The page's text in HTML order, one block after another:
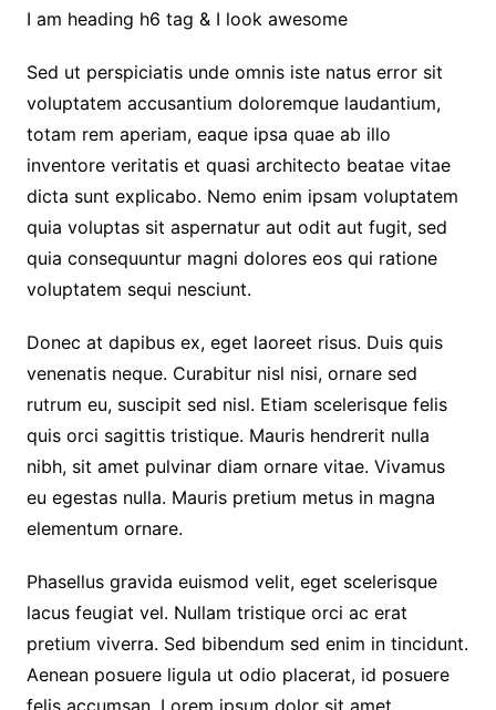
I am heading h6 tag & I look awesome
Sed ut perspiciatis unde omnis iste natus error sit
voluptatem accusantium doloremque laudantium,
totam rem aperiam, eaque ipsa quae ab illo
inventore veritatis et quasi architecto beatae vitae
dicta sunt explicabo. Nemo enim ipsam voluptatem
quia voluptas sit aspernatur aut odit aut fugit, sed
quia consequuntur magni dolores eos qui ratione
voluptatem sequi nesciunt.
Donec at dapibus ex, eget laoreet risus. Duis quis
venenatis neque. Curabitur nisl nisi, ornare sed
rutrum eu, suscipit sed nisl. Etiam scelerisque felis
quis orci sagittis tristique. Mauris hendrerit nulla
nibh, sit amet pulvinar diam ornare vitae. Vivamus
eu egestas nulla. Mauris pretium metus in magna
elementum ornare.
Phasellus gravida euismod velit, eget scelerisque
lacus feugiat vel. Nullam tristique orci ac erat
pretium viverra. Sed bibendum sed enim in tincidunt.
Aenean posuere ligula ut odio placerat, id posuere
felis accumsan. Lorem ipsum dolor sit amet,